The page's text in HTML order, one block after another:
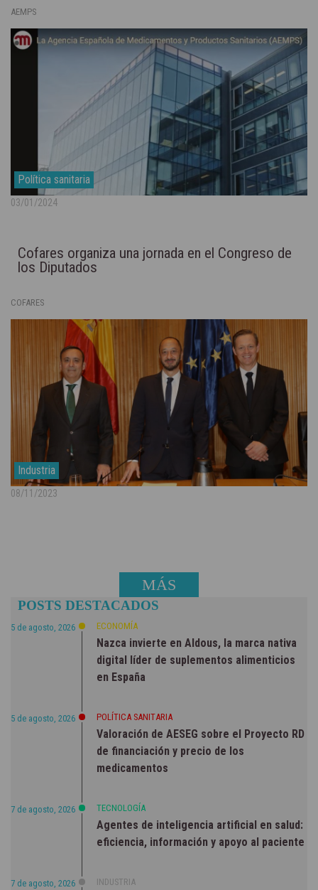
AEMPS
Política sanitaria
03/01/2024
Cofares organiza una jornada en el Congreso de
los Diputados
COFARES
Industria
08/11/2023
MÁS
NOTICIAS
POSTS DESTACADOS
5 de agosto, 2026 ECONOMÍA
Nazca invierte en Aldous, la marca nativa
digital líder de suplementos alimenticios
en España
5 de agosto, 2026 POLÍTICA SANITARIA
Valoración de AESEG sobre el Proyecto RD
de financiación y precio de los
medicamentos
7 de agosto, 2026 TECNOLOGÍA
Agentes de inteligencia artificial en salud:
eficiencia, información y apoyo al paciente
7 de agosto, 2026 INDUSTRIA